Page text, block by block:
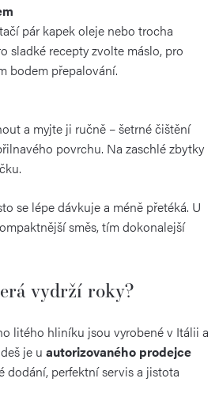
pár kapek oleje nebo trocha
sladké recepty zvolte máslo, pro
bodem přepalování.
a myjte ji ručně – šetrné čištění
povrchu. Na zaschlé zbytky
se lépe dávkuje a méně přetéká. U
směs, tím dokonalejší
vydrží roky?
litého hliníku jsou vyrobenév Itálii a
je u autorizovaného prodejce
dodání, perfektníservisa jistota